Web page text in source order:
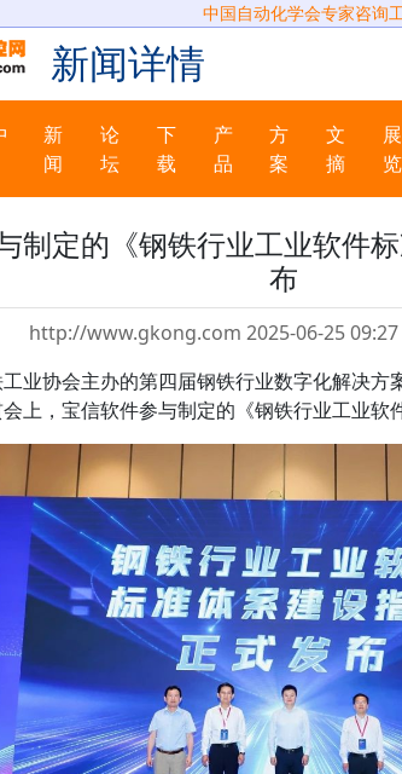
中国自动化学会专家咨询
新闻详情
新
闻
论
坛
下
载
产
品
方
案
文
摘
展
览
制定的《钢铁行业工业软件
布
http://www.gkong.com 2025-06-25 09:27
业协会主办的第四届钢铁行业数字化解决
上，宝信软件参与制定的《钢铁行业工业软